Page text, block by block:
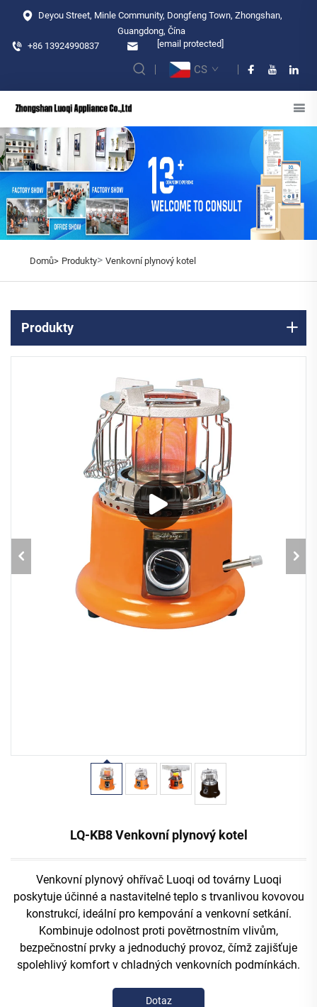
Deyou Street, Minle Community, Dongfeng Town, Zhongshan,
Guangdong, Čína
+86 13924990837
[email protected]
CS
Domů> Produkty> Venkovní plynový kotel
Produkty
LQ-KB8 Venkovní plynový kotel
Venkovní plynový ohřívač Luoqi od továrny Luoqi
poskytuje účinné a nastavitelné teplo s trvanlivou kovovou
konstrukcí, ideální pro kempování a venkovní setkání.
Kombinuje odolnost proti povětrnostním vlivům,
bezpečnostní prvky a jednoduchý provoz, čímž zajišťuje
spolehlivý komfort v chladných venkovních podmínkách.
Dotaz